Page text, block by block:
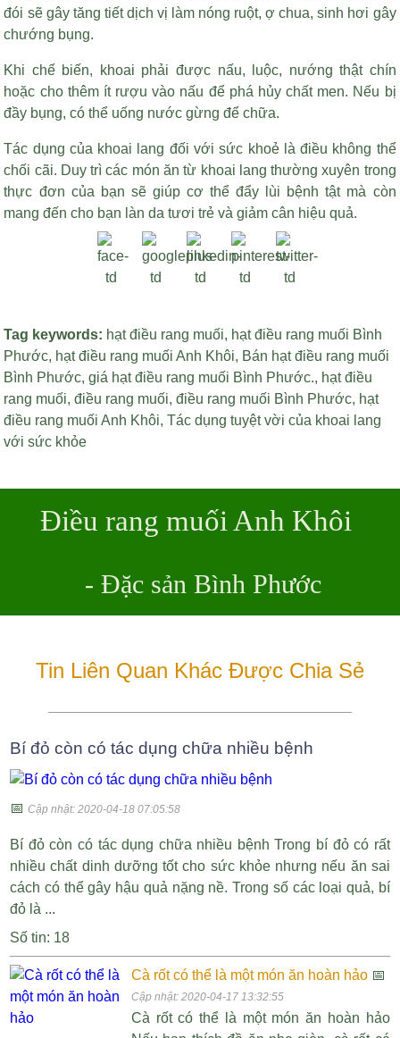
đói sẽ gây tăng tiết dịch vị làm nóng ruột, ợ chua, sinh hơi gây
chướng bụng.
Khi chế biến, khoai phải được nấu, luộc, nướng thật chín
hoặc cho thêm ít rượu vào nấu để phá hủy chất men. Nếu bị
đầy bụng, có thể uống nước gừng để chữa.
Tác dụng của khoai lang đối với sức khoẻ là điều không thể
chối cãi. Duy trì các món ăn từ khoai lang thường xuyên trong
thực đơn của bạn sẽ giúp cơ thể đẩy lùi bệnh tật mà còn
mang đến cho bạn làn da tươi trẻ và giảm cân hiệu quả.
Tag keywords: hạt điều rang muối, hạt điều rang muối Bình
Phước, hạt điều rang muối Anh Khôi, Bán hạt điều rang muối
Bình Phước,giá hạt điều rang muối Bình Phước., hạt điều
rang muối,điều rang muối,điều rang muối Bình Phước, hạt
điều rang muối Anh Khôi,Tác dụng tuyệt vời của khoai lang
với sức khỏe
Điều rang muối Anh Khôi
- Đặc sản Bình Phước
Tin Liên Quan Khác Được Chia Sẻ
Bí đỏ còn có tác dụng chữa nhiều bệnh
📅Cập nhật: 2020-04-18 07:05:58
Bí đỏ còn có tác dụng chữa nhiều bệnh Trong bí đỏ có rất
nhiều chất dinh dưỡng tốt cho sức khỏe nhưng nếu ăn sai
cách có thể gây hậu quả nặng nề. Trong số các loại quả, bí
đỏ là ...
Số tin: 18
Cà rốt có thể là một món ăn hoàn hảo📅
Cập nhật: 2020-04-17 13:32:55
Cà rốt có thể là một món ăn hoàn hảo